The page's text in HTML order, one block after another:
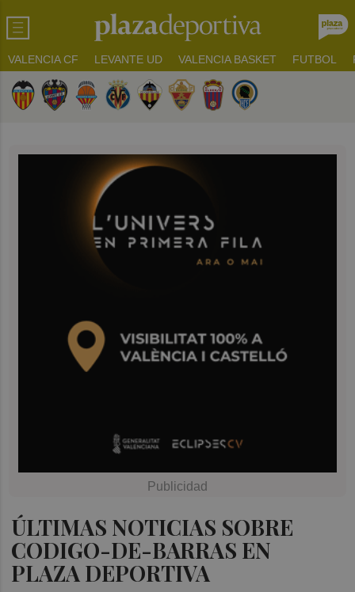
VALENCIA CF LEVANTE UD VALENCIA BASKET FUTBOL
ÚLTIMAS NOTICIAS SOBRE
CODIGO-DE-BARRAS EN
PLAZA DEPORTIVA